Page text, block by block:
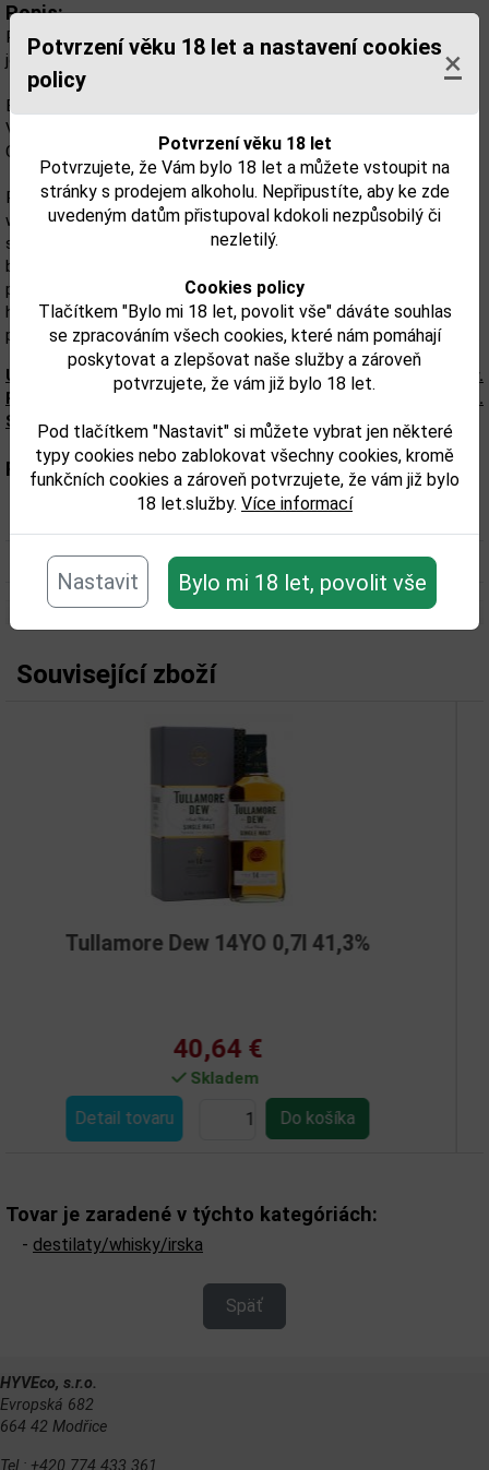
Potvrzení věku 18 let a nastavení cookies
policy
×
Potvrzení věku 18 let
Potvrzujete, že Vám bylo 18 let a můžete vstoupit na
stránky s prodejem alkoholu. Nepřipustíte, aby ke zde
uvedeným datům přistupoval kdokoli nezpůsobilý či
nezletilý.
Cookies policy
Tlačítkem "Bylo mi 18 let, povolit vše" dáváte souhlas
se zpracováním všech cookies, které nám pomáhají
poskytovat a zlepšovat naše služby a zároveň
potvrzujete, že vám již bylo 18 let.
Pod tlačítkem "Nastavit" si můžete vybrat jen některé
typy cookies nebo zablokovat všechny cookies, kromě
funkčních cookies a zároveň potvrzujete, že vám již bylo
18 let.služby. Více informací
Nastavit Bylo mi 18 let, povolit vše
Popis:
Paddy 40% je vyrobena z lehkého, čistého sladu, který se tak v
jejím charakteru projevuje výrazněji.
Barva : poměrně světle žlutá, ale světlá a jasná.
Vůně : lehká,ušlechtilá a ovocná s přídechem pomeranče.
Chuť : karamel a vanilka a trochu koření; střední délka dochuti.
Paddy, kterou vyrábí irská destilérka Midleton v Corku, je míchaná
whisky, která má mezi Iry v Irsku i v zahraničí velké množství
stoupenců. Paddy, jíž se kdysi říkalo Whisky Cork Distilleries Co.,
byla přejmenována v roce 1930 na počest svého hlavního
prodejce Paddyho Flahertyho. Je to poměrně lehká whisky s
hřejivou sladovou vůní a oříškovou, topinkovou příchutí. Je to
poctivá směs, která nepředstírá velikost, ale je věrná chutím Irska.
Upozorňujeme, že tento produkt môže obsahovať alergény.
Presné zloženie a alergény sú k dispozícii na obale výrobku.
Skontrolujte prosím pred konzumáciou.
Parametry:
Objem obalu (L): 0,7
Související zboží
14YO 0,7l 41,3% Kavalan
Tovar je zaradené v týchto kategóriách:
- destilaty/whisky/irska
Späť
HYVEco, s.r.o.
Evropská 682
664 42 Modřice
Tel.: +420 774 433 361